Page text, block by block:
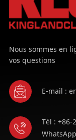
Nous sommes en
vos questions
E-mail :
Tél : +86-